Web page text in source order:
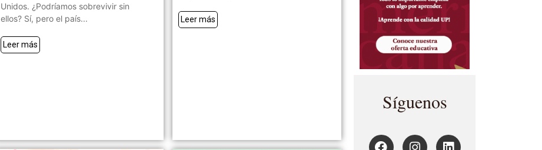
Unidos. ¿Podríamos sobrevivir sin
ellos? Sí, pero el país...
Leer más
Leer más
Síguenos